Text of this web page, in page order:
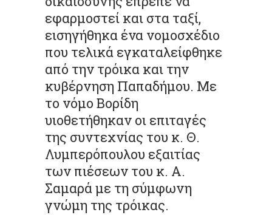
εφαρμοστεί και στα ταξί,
εισηγήθηκα ένα νομοσχέδιο
που τελικά εγκαταλείφθηκε
από την τρόικα και την
κυβέρνηση Παπαδήμου. Με
το νόμο Βορίδη
υιοθετήθηκαν οι επιταγές
της συντεχνίας του κ. Θ.
Λυμπερόπουλου εξαιτίας
των πιέσεων του κ. Α.
Σαμαρά με τη σύμφωνη
γνώμη της τρόικας.